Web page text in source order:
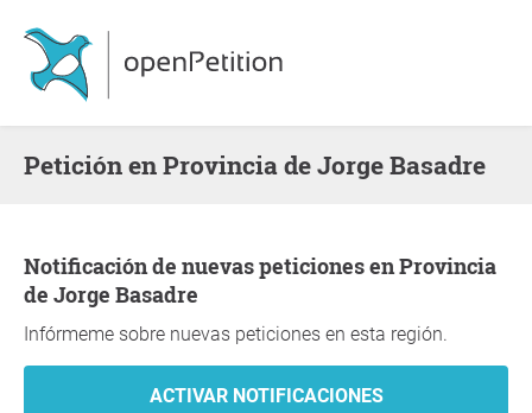
Petición en Provincia de Jorge Basadre
Notificación de nuevas peticiones en Provincia
de Jorge Basadre
Infórmeme sobre nuevas peticiones en esta región.